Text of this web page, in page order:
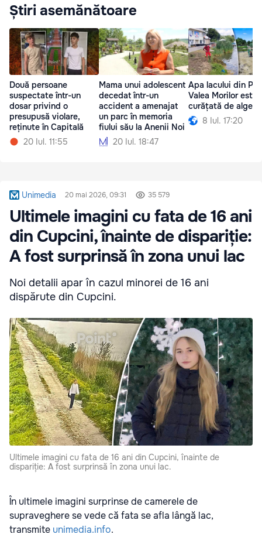
Știri asemănătoare
Două persoane
suspectate într-un
dosar privind o
presupusă violare,
reținute în Capitală
20 Iul. 11:55
Mama unui adolescent
decedat într-un
accident a amenajat
un parc în memoria
fiului său la Anenii Noi
20 Iul. 18:47
Apa lacului din
Valea Morilor este
curățată de alge
8 Iul. 17:20
Unimedia 20 mai 2026, 09:31 35 579
Ultimele imagini cu fata de 16 ani
din Cupcini, înainte de dispariție:
A fost surprinsă în zona unui lac
Noi detalii apar în cazul minorei de 16 ani
dispărute din Cupcini.
Ultimele imagini cu fata de 16 ani din Cupcini, înainte de
dispariție: A fost surprinsă în zona unui lac.
În ultimele imagini surprinse de camerele de
supraveghere se vede că fata se afla lângă lac,
transmite unimedia.info.